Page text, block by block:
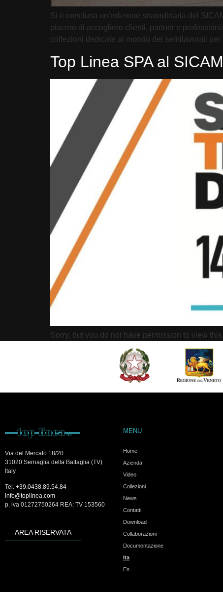
Si è conclusa un’edizione straordinaria del
piacere di accogliere clienti, partner e
collezioni dedicate al mondo dei semilavorati
Top Linea SPA al
Sorry, but you do not have permission to view
Via del Mercato 18/20
31020 Sernaglia della Battaglia (TV)
Italy
Tel. +39.0438.89.54.84
info@toplinea.com
p. iva 01272750264 REA: TV 153560
AREA RISERVATA
MENU
Home
Azienda
Video
Collezioni
News
Contatti
Download
Collaborazioni
Documentazione
Ita
En